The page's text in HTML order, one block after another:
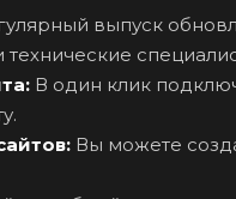
выпуск
В один клик
Вы можете